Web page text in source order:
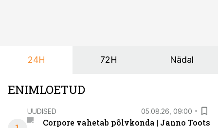
nendele vajadustele vastanud uuendusega, mis pakub
24H 72H Nädal
ENIMLOETUD
UUDISED 05.08.26, 09:00
Corpore vahetab põlvkonda | Janno Toots